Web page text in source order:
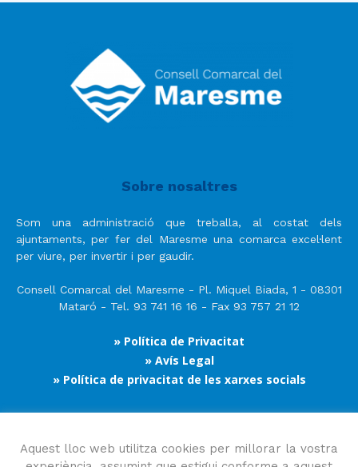
Sobre nosaltres
Som una administració que treballa, al costat dels
ajuntaments, per fer del Maresme una comarca excel·lent
per viure, per invertir i per gaudir.
Consell Comarcal del Maresme - Pl. Miquel Biada, 1 - 08301
Mataró - Tel. 93 741 16 16 - Fax 93 757 21 12
» Política de Privacitat
» Avís Legal
» Política de privacitat de les xarxes socials
Segueix-nos
Aquest lloc web utilitza cookies per millorar la vostra